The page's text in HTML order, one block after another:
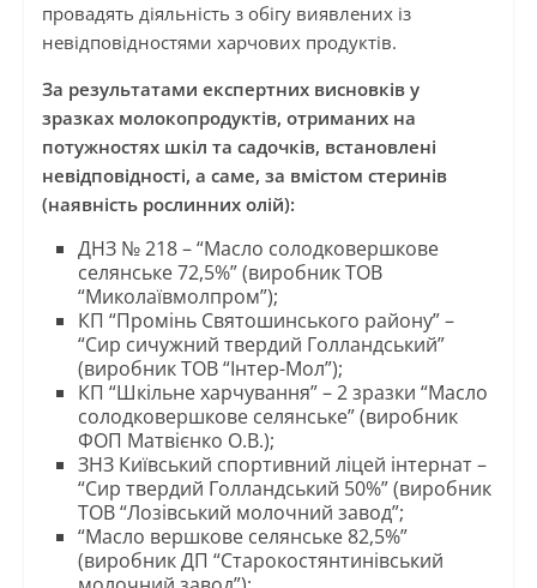
провадять діяльність з обігу виявлених із
невідповідностями харчових продуктів.
За результатами експертних висновків у
зразках молокопродуктів, отриманих на
потужностях шкіл та садочків, встановлені
невідповідності, а саме, за вмістом стеринів
(наявність рослинних олій):
ДНЗ № 218 – “Масло солодковершкове
селянське 72,5%” (виробник ТОВ
“Миколаївмолпром”);
КП “Промінь Святошинського району” –
“Сир сичужний твердий Голландський”
(виробник ТОВ “Інтер-Мол”);
КП “Шкільне харчування” – 2 зразки “Масло
солодковершкове селянське” (виробник
ФОП Матвієнко О.В.);
ЗНЗ Київський спортивний ліцей інтернат –
“Сир твердий Голландський 50%” (виробник
ТОВ “Лозівський молочний завод”;
“Масло вершкове селянське 82,5%”
(виробник ДП “Старокостянтинівський